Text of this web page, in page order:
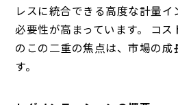
レスに統合できる高度な計量
必要性が高まっています。 コ
のこの二重の焦点は、市場の成
す。